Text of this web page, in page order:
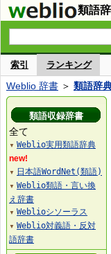
類語
索引 ランキング
Weblio 辞書 ＞ 類語辞
類語収録辞書
全て
▼ Weblio実用類語辞典
new!
▼ 日本語WordNet(類語)
▼ Weblio類語・言い換
え辞書
▼ Weblioシソーラス
▼ Weblio対義語・反対
語辞書